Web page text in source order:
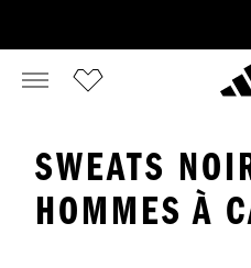
SWEATS
HOMMES À